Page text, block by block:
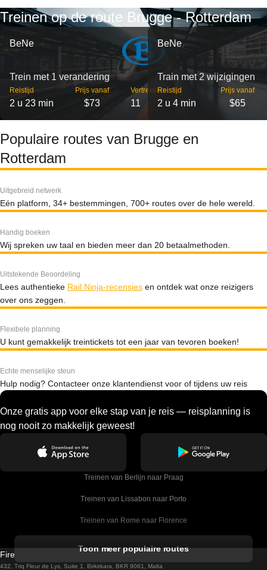
Treinen op de route Brugge - Rotterdam
BeNe
Trein met 1 verandering
Reistijd
2 u 23 min
Prijs vanaf
$73
Vertrekken
11
BeNe
Train met 2 wijzigingen
Reistijd
2 u 4 min
Prijs vanaf
$65
Populaire routes van Brugge en
Rotterdam
Uitgebreid netwerk
Eén platform, 34+ bestemmingen, 700+ routes over de hele wereld.
Handig boeken
Wij spreken uw taal en bieden meer dan 20 betaalmethoden.
Uitstekende Beoordeling
Lees authentieke Rail Ninja-recensies en ontdek wat onze reizigers
over ons zeggen.
Flexibele planning
U kunt gemakkelijk treintickets tot een jaar van tevoren boeken!
Echte menselijke steun
Hulp nodig? Contacteer onze klantendienst voor of tijdens uw reis
Onze gratis app voor elke stap van je reis — reisplanning is
nog nooit zo makkelijk geweest!
Treinen van Berlijn naar Praag
Treinen van Lissabon naar Porto
Treinen van Rome naar Florence
Treinen van Sevilla naar Barcelona
Toon meer populaire routes
Firebird GT Limited (OC 1451)
432, Triq Fleur de Lys, Suite 1, Birkirkara, BKR 9061, Malta